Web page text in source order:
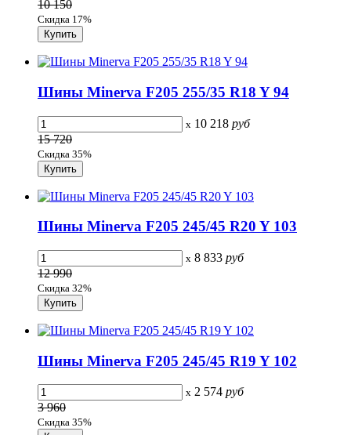
10 150
Скидка 17%
Шины Minerva F205 255/35 R18 Y 94
x 10 218 руб
15 720
Скидка 35%
Шины Minerva F205 245/45 R20 Y 103
x 8 833 руб
12 990
Скидка 32%
Шины Minerva F205 245/45 R19 Y 102
x 2 574 руб
3 960
Скидка 35%